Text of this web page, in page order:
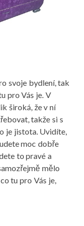
svoje bydlení, tak
pro Vás je. V
široká, že v ní
takže si s
je jistota. Uvidíte,
moc dobře
to pravé a
mělo
tu pro Vás je,